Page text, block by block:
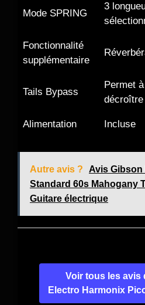
Mode SPRING
3
Fonctionnalité
supplémentaire
Tails Bypass
Permet
Alimentation Incluse
Autre avis ?
Avis Gibson
Standard 60s Mahogany
Guitare électrique
Voir tous les avis
Electro Harmonix